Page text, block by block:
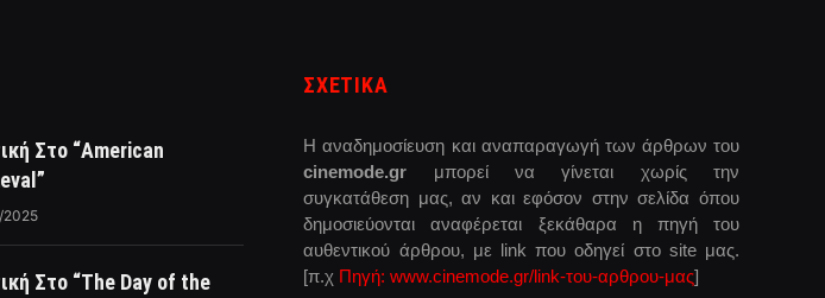
Στο “American
2025
Στο “The Day of the
ΣΧΕΤΙΚΑ
Η αναδημοσίευση και αναπαραγωγή των άρθρων του
cinemode.gr μπορεί να γίνεται χωρίς την
συγκατάθεση μας, αν και εφόσον στην σελίδα όπου
δημοσιεύονται αναφέρεται ξεκάθαρα η πηγή του
αυθεντικού άρθρου, με link που οδηγεί στο site μας.
[π.χ Πηγή: www.cinemode.gr/link-του-αρθρου-μας]